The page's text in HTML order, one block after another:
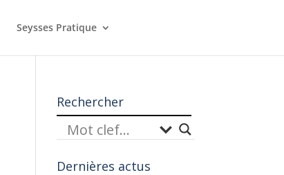
Seysses Pratique
Rechercher
Dernières actus